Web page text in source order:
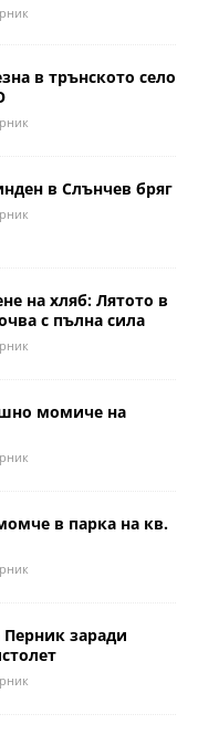
в трънското село
в Слънчев бряг
на хляб: Лятото в
с пълна сила
момиче на
в парка на кв.
заради